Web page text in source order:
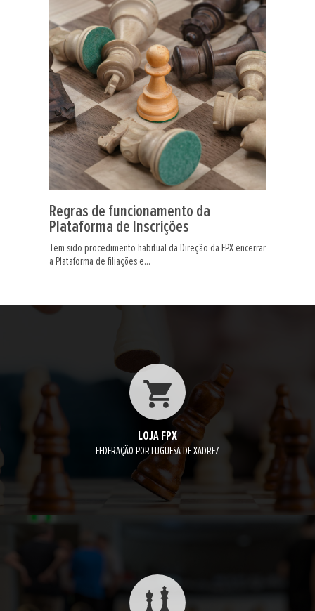
Regras de funcionamento da
Plataforma de Inscrições
Tem sido procedimento habitual da Direção da FPX encerrar
a Plataforma de filiações e...
LOJA FPX
FEDERAÇÃO PORTUGUESA DE XADREZ